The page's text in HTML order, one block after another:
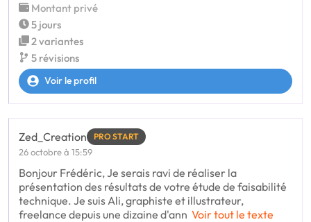
Montant privé
5 jours
2 variantes
5 révisions
Voir le profil
Zed_Creation PRO START
26 octobre à 15:59
Bonjour Frédéric, Je serais ravi de réaliser la
présentation des résultats de votre étude de faisabilité
technique. Je suis Ali, graphiste et illustrateur,
freelance depuis une dizaine d'ann Voir tout le texte